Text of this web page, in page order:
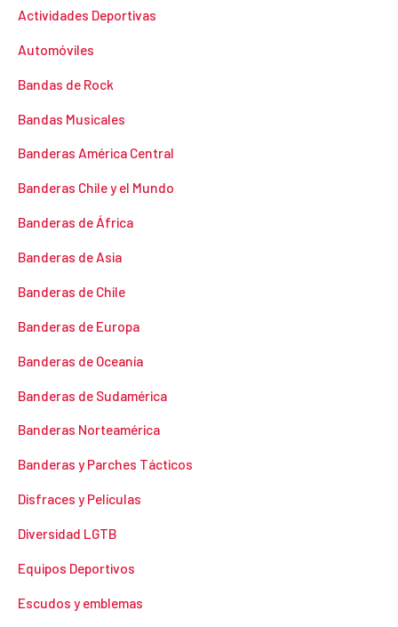
Actividades Deportivas
Automóviles
Bandas de Rock
Bandas Musicales
Banderas América Central
Banderas Chile y el Mundo
Banderas de África
Banderas de Asia
Banderas de Chile
Banderas de Europa
Banderas de Oceanía
Banderas de Sudamérica
Banderas Norteamérica
Banderas y Parches Tácticos
Disfraces y Películas
Diversidad LGTB
Equipos Deportivos
Escudos y emblemas